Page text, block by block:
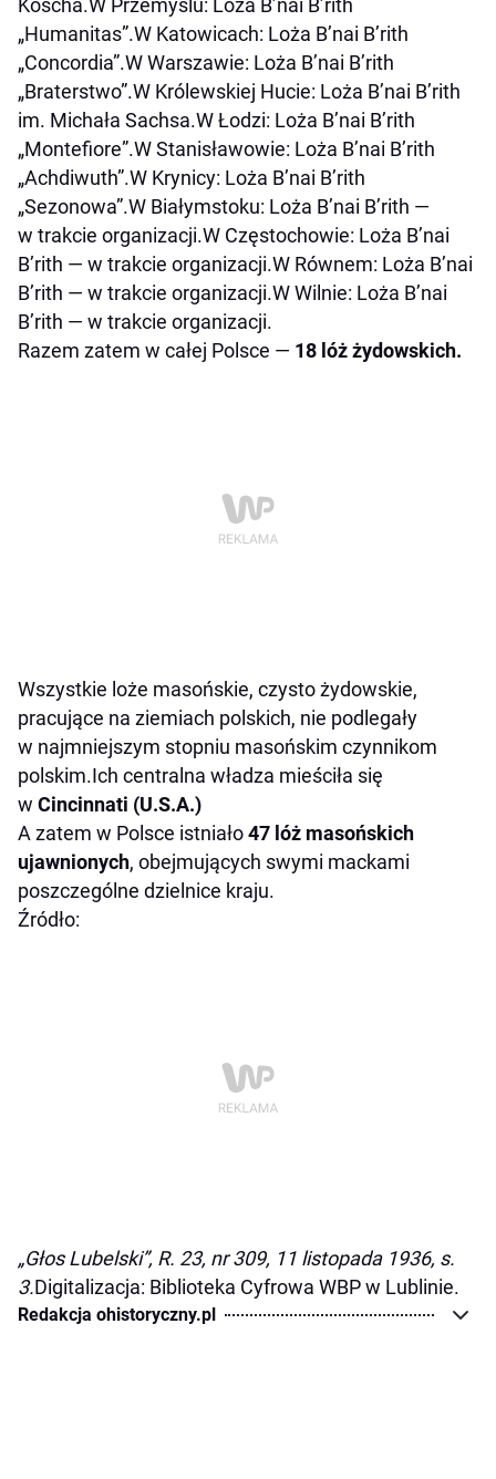
Koscha.W Przemyślu: Loża B’nai B’rith
„Humanitas”.W Katowicach: Loża B’nai B’rith
„Concordia”.W Warszawie: Loża B’nai B’rith
„Braterstwo”.W Królewskiej Hucie: Loża B’nai B’rith
im. Michała Sachsa.W Łodzi: Loża B’nai B’rith
„Montefiore”.W Stanisławowie: Loża B’nai B’rith
„Achdiwuth”.W Krynicy: Loża B’nai B’rith
„Sezonowa”.W Białymstoku: Loża B’nai B’rith —
w trakcie organizacji.W Częstochowie: Loża B’nai
B’rith — w trakcie organizacji.W Równem: Loża B’nai
B’rith — w trakcie organizacji.W Wilnie: Loża B’nai
B’rith — w trakcie organizacji.
Razem zatem w całej Polsce — 18 lóż żydowskich.
Wszystkie loże masońskie, czysto żydowskie,
pracujące na ziemiach polskich, nie podlegały
w najmniejszym stopniu masońskim czynnikom
polskim.Ich centralna władza mieściła się
w Cincinnati (U.S.A.)
A zatem w Polsce istniało47 lóż masońskich
ujawnionych, obejmujących swymi mackami
poszczególne dzielnice kraju.
Źródło:
„Głos Lubelski”, R. 23, nr 309, 11 listopada 1936, s.
3.Digitalizacja: Biblioteka Cyfrowa WBP w Lublinie.
Redakcja ohistoryczny.pl